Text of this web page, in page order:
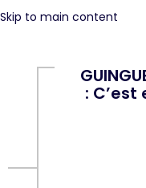
Skip to main content
: